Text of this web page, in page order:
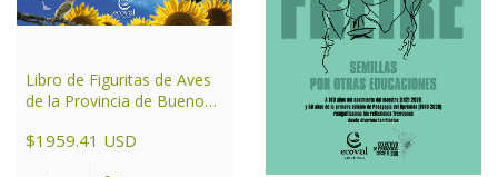
Libro de Figuritas de Aves
de la Provincia de Buenos
$1959.41 USD